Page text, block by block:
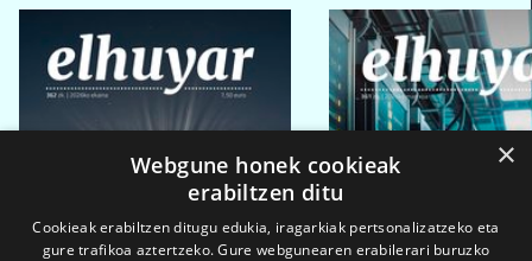
×
Webgune honek cookieak
erabiltzen ditu
Cookieak erabiltzen ditugu edukia, iragarkiak pertsonalizatzeko eta
gure trafikoa aztertzeko. Gure webgunearen erabilerari buruzko